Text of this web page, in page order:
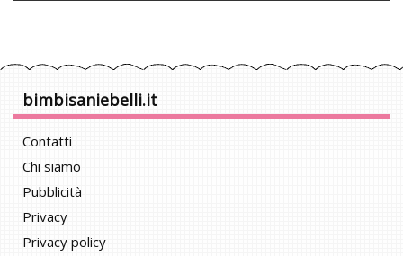
bimbisaniebelli.it
Contatti
Chi siamo
Pubblicità
Privacy
Privacy policy